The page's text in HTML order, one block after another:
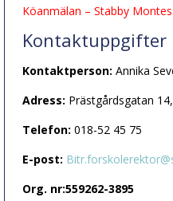
Köanmälan – Stabby
Kontaktuppgifter
Kontaktperson: Annika
Adress: Prästgårdsgatan
Telefon: 018-52 45 75
E-post:
Org. nr:559262-3895